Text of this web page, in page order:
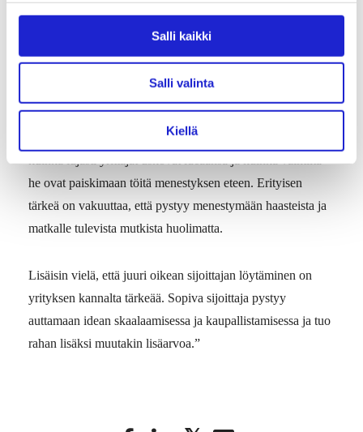
Salli kaikki
Salli valinta
Kiellä
Haluan myös kuulla, millainen yrityksen matka on tähän
saakka ollut, eli kuinka paljon aikaa ja pääomaa yrittäjät
ovat itse investoineet ideaansa. Se kertoo paljon siitä,
he ovat paiskimaan töitä menestyksen eteen. Erityisen
tärkeä on vakuuttaa, että pystyy menestymään haasteista ja
matkalle tulevista mutkista huolimatta.
Lisäisin vielä, että juuri oikean sijoittajan löytäminen on
yrityksen kannalta tärkeää. Sopiva sijoittaja pystyy
auttamaan idean skaalaamisessa ja kaupallistamisessa ja tuo
rahan lisäksi muutakin lisäarvoa.”